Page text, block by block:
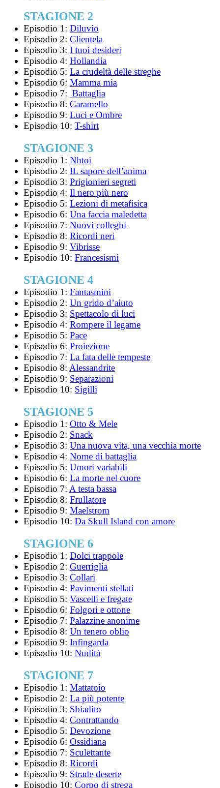
STAGIONE 2
Episodio 1: Diluvio
Episodio 2: Clientela
Episodio 3: I tuoi desideri
Episodio 4: Hollandia
Episodio 5: La crudeltà delle streghe
Episodio 6: Mamma mia
Episodio 7: Battaglia
Episodio 8: Caramello
Episodio 9: Luci e Ombre
Episodio 10: T-shirt
STAGIONE 3
Episodio 1: Nhtoi
Episodio 2: IL sapore dell’anima
Episodio 3: Prigionieri segreti
Episodio 4: Il nero più nero
Episodio 5: Lezioni di metafisica
Episodio 6: Una faccia maledetta
Episodio 7: Nuovi colleghi
Episodio 8: Ricordi neri
Episodio 9: Vibrisse
Episodio 10: Francesismi
STAGIONE 4
Episodio 1: Fantasmini
Episodio 2: Un grido d’aiuto
Episodio 3: Spettacolo di luci
Episodio 4: Rompere il legame
Episodio 5: Pace
Episodio 6: Proiezione
Episodio 7: La fata delle tempeste
Episodio 8: Alessandrite
Episodio 9: Separazioni
Episodio 10: Sigilli
STAGIONE 5
Episodio 1: Otto & Mele
Episodio 2: Snack
Episodio 3: Una nuova vita, una vecchia morte
Episodio 4: Nome di battaglia
Episodio 5: Umori variabili
Episodio 6: La morte nel cuore
Episodio 7: A testa bassa
Episodio 8: Frullatore
Episodio 9: Maelstrom
Episodio 10: Da Skull Island con amore
STAGIONE 6
Episodio 1: Dolci trappole
Episodio 2: Guerriglia
Episodio 3: Collari
Episodio 4: Pavimenti stellati
Episodio 5: Vascelli e fregate
Episodio 6: Folgori e ottone
Episodio 7: Palazzine anonime
Episodio 8: Un tenero oblio
Episodio 9: Infingarda
Episodio 10: Nudità
STAGIONE 7
Episodio 1: Mattatoio
Episodio 2: La più potente
Episodio 3: Sbiadito
Episodio 4: Contrattando
Episodio 5: Devozione
Episodio 6: Ossidiana
Episodio 7: Sculettante
Episodio 8: Ricordi
Episodio 9: Strade deserte
Episodio 10: Corpo di strega